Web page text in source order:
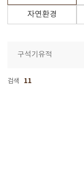
자연환경
검색 11